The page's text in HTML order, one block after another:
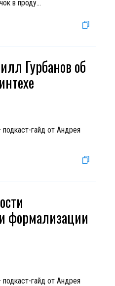
в проду...
Гурбанов об
гайд от Андрея
формализации
гайд от Андрея